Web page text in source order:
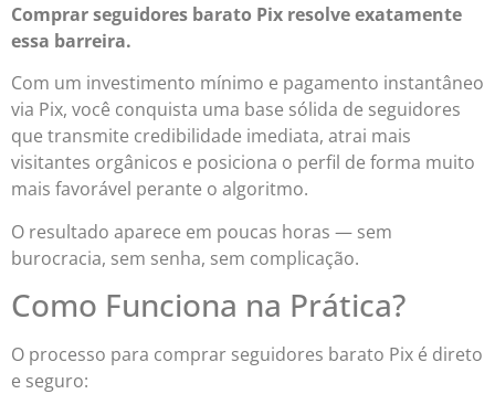
Comprar seguidores barato Pix resolve exatamente
essa barreira.
Com um investimento mínimo e pagamento instantâneo
via Pix, você conquista uma base sólida de seguidores
que transmite credibilidade imediata, atrai mais
visitantes orgânicos e posiciona o perfil de forma muito
mais favorável perante o algoritmo.
O resultado aparece em poucas horas — sem
burocracia, sem senha, sem complicação.
Como Funciona na Prática?
O processo para comprar seguidores barato Pix é direto
e seguro: